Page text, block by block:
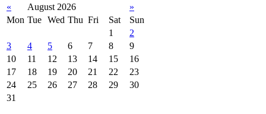
« August 2026
»
Mon Tue Wed Thu Fri Sat
Sun
1
2
3
4 5 6 7 8
9
10
11 12 13 14 15
16
17
18 19 20 21 22
23
24
25 26 27 28 29
30
31